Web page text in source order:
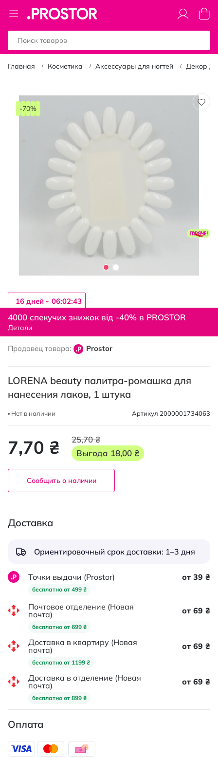
Toggle
Nav
Моя
Главная Косметика Аксессуары для ногтей Декор
Пропустить
перейти
-70%
Перейти
к
началу
галереи
4000 спекучих знижок від -40% в PROSTOR
Детали
16 дней - 06:02:42
Продавец товара: Prostor
LORENA beauty палитра-ромашка для
нанесения лаков, 1 штука
Нет в наличии Артикул 2000001734063
7,70 ₴
25,70 ₴
Выгода 18,00 ₴
Сообщить о наличии
Доставка
Ориентировочный срок доставки: 1–3 дня
Точки выдачи (Prostor)
бесплатно от 499 ₴
от 39 ₴
Почтовое отделение (Новая
почта)
бесплатно от 699 ₴
от 69 ₴
Доставка в квартиру (Новая
почта)
бесплатно от 1199 ₴
от 69 ₴
Доставка в отделение (Новая
почта)
бесплатно от 899 ₴
от 69 ₴
Оплата